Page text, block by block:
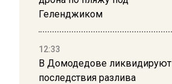
Геленджиком
12:33
В Домодедове ликвидируют
последствия разлива